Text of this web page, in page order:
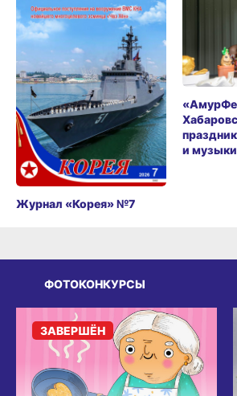
Журнал «Корея» №7
и музыки
ФОТОКОНКУРСЫ
ЗАВЕРШЁН